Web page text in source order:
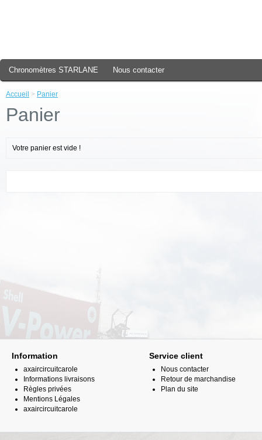
Chronomètres STARLANE Nous contacter
Accueil > Panier
Panier
Votre panier est vide !
Information
axaircircuitcarole
Informations livraisons
Règles privées
Mentions Légales
axaircircuitcarole
Service client
Nous contacter
Retour de marchandise
Plan du site